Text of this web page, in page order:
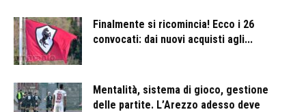
Finalmente si ricomincia! Ecco i 26
convocati: dai nuovi acquisti agli...
Mentalità, sistema di gioco, gestione
delle partite. L’Arezzo adesso deve